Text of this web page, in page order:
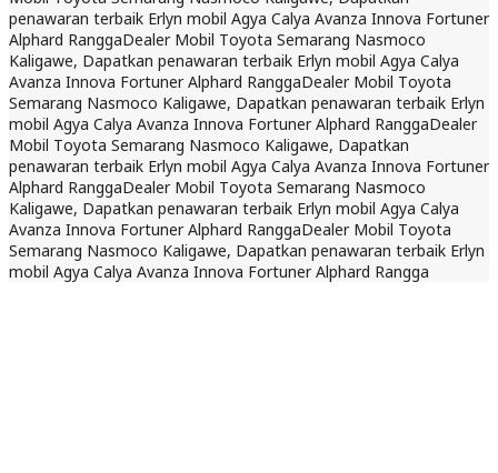
penawaran terbaik Erlyn mobil Agya Calya Avanza Innova Fortuner
Alphard RanggaDealer Mobil Toyota Semarang Nasmoco
Kaligawe, Dapatkan penawaran terbaik Erlyn mobil Agya Calya
Avanza Innova Fortuner Alphard RanggaDealer Mobil Toyota
Semarang Nasmoco Kaligawe, Dapatkan penawaran terbaik Erlyn
mobil Agya Calya Avanza Innova Fortuner Alphard RanggaDealer
Mobil Toyota Semarang Nasmoco Kaligawe, Dapatkan
penawaran terbaik Erlyn mobil Agya Calya Avanza Innova Fortuner
Alphard RanggaDealer Mobil Toyota Semarang Nasmoco
Kaligawe, Dapatkan penawaran terbaik Erlyn mobil Agya Calya
Avanza Innova Fortuner Alphard RanggaDealer Mobil Toyota
Semarang Nasmoco Kaligawe, Dapatkan penawaran terbaik Erlyn
mobil Agya Calya Avanza Innova Fortuner Alphard Rangga